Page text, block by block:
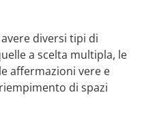
diversi tipi di
a scelta multipla, le
affermazioni vere e
di spazi